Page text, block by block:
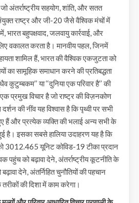
जो अंतर्राष्ट्रीय सहयोग, शांति, और सतत
राष्ट्र और जी-20 जैसे वैश्विक मंचों में
बहुपक्षवाद, जलवायु कार्रवाई, और
वकालत करता है। मानवीय पहल, जिनमें
शामिल हैं, भारत की वैश्विक एकजुटता को
का सामूहिक समाधान करने की प्रतिबद्धता
या ‘‘दुनिया एक परिवार है’’ की
प्रमुख विचार है जो राष्ट्र की विज़नकोण
की नींव यह विश्वास है कि पृथ्वी पर सभी
हैं और प्रत्येक व्यक्ति की भलाई अन्य सभी के
है। इसका सबसे हालिया उदाहरण यह है कि
3012.465 यूनिट कोविड-19 टीका प्रदान
पहुंच को बढ़ावा देने, अंतर्राष्ट्रीय कूटनीति के
देने, अंतर्निहित चुनौतियों की पहचान
की दिशा में काम करेगा।